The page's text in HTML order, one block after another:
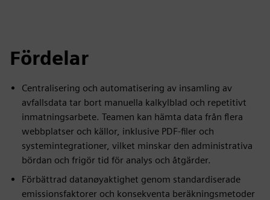
Fördelar
Centralisering och automatisering av insamling av
avfallsdata tar bort manuella kalkylblad och repetitivt
inmatningsarbete. Teamen kan hämta data från flera
webbplatser och källor, inklusive PDF-filer och
systemintegrationer, vilket minskar den administrativa
bördan och frigör tid för analys och åtgärder.
Förbättrad datanøyaktighet genom standardiserade
emissionsfaktorer och konsekventa beräkningsmetoder